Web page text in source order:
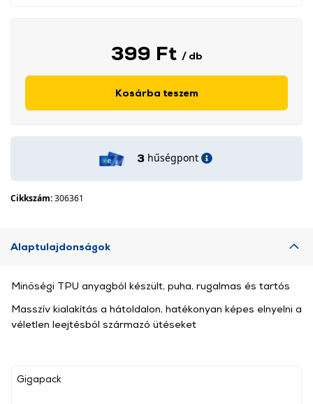
399 Ft / db
Kosárba teszem
3 hűségpont
Cikkszám:306361
Alaptulajdonságok
Gigapack
Minőségi TPU anyagból készült, puha, rugalmas és tartós
Masszív kialakítás a hátoldalon, hatékonyan képes elnyelni a
véletlen leejtésből származó ütéseket